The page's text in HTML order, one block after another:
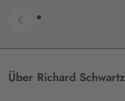
Über Richard Schwartz